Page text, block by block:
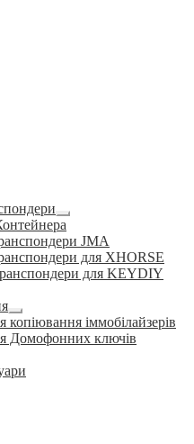
Розгорнуте
вкладене
менюJMA
для XHORSE
для KEYDIY
Розгорнуте
вкладене
меню
іммобілайзерів
Домофонних ключів